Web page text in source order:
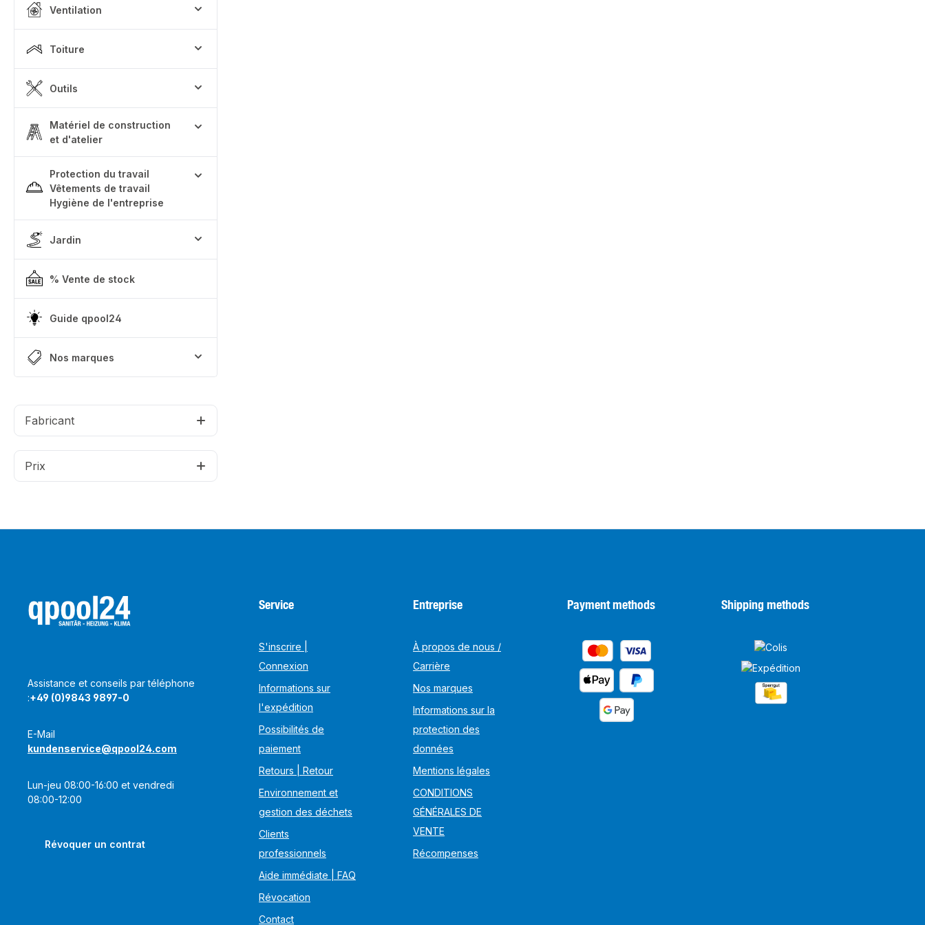
Ventilation
Toiture
Outils
Matériel de construction
et d'atelier
Protection du travail
Vêtements de travail
Hygiène de l'entreprise
Jardin
% Vente de stock
Guide qpool24
Nos marques
Fabricant
Prix
Assistance et conseils par téléphone
:+49 (0)9843 9897-0
E-Mail
kundenservice@qpool24.com
Lun-jeu 08:00-16:00 et vendredi
08:00-12:00
Révoquer un contrat
Service
S'inscrire |
Connexion
Informations sur
l'expédition
Possibilités de
paiement
Retours | Retour
Environnement et
gestion des déchets
Clients
professionnels
Aide immédiate | FAQ
Révocation
Contact
Entreprise
À propos de nous /
Carrière
Nos marques
Informations sur la
protection des
données
Mentions légales
CONDITIONS
GÉNÉRALES DE
VENTE
Récompenses
Payment methods Shipping methods